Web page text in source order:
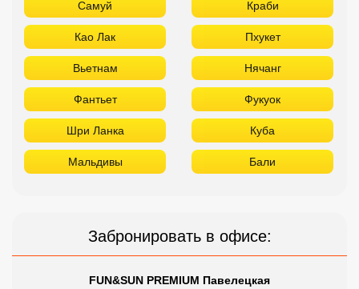
Самуй Краби
Као Лак Пхукет
Вьетнам Нячанг
Фантьет Фукуок
Шри Ланка Куба
Мальдивы Бали
Забронировать в офисе:
FUN&SUN PREMIUM Павелецкая